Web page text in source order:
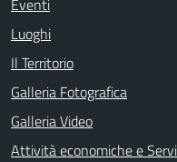
Eventi
Luoghi
Il Territorio
Galleria Fotografica
Galleria Video
Attività economiche e